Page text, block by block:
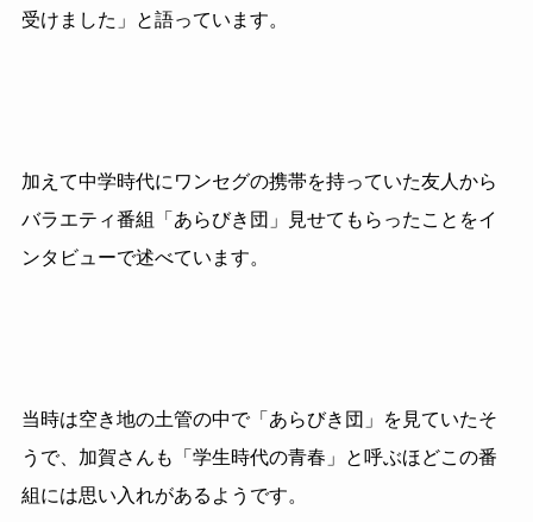
受けました」と語っています。
加えて中学時代にワンセグの携帯を持っていた友人から
バラエティ番組「あらびき団」見せてもらったことをイ
ンタビューで述べています。
当時は空き地の土管の中で「あらびき団」を見ていたそ
うで、加賀さんも「学生時代の青春」と呼ぶほどこの番
組には思い入れがあるようです。